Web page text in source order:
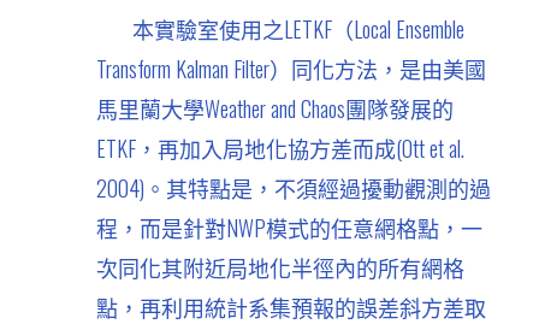
本實驗室使用之LETKF（Local Ensemble
Transform Kalman Filter）同化方法，是由美國
馬里蘭大學Weather and Chaos團隊發展的
ETKF，再加入局地化協方差而成(Ott et al.
2004)。其特點是，不須經過擾動觀測的過
程，而是針對NWP模式的任意網格點，一
次同化其附近局地化半徑內的所有網格
點，再利用統計系集預報的誤差斜方差取